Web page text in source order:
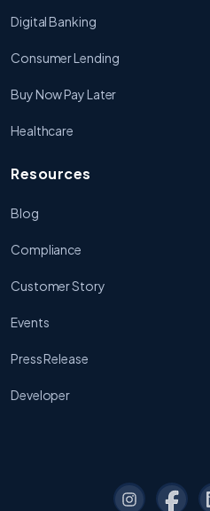
Digital Banking
Consumer Lending
Buy Now Pay Later
Healthcare
Resources
Blog
Compliance
Customer Story
Events
Press Release
Developer